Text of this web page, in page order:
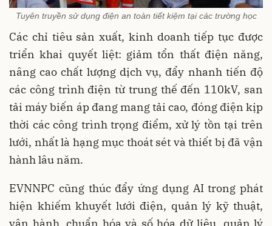
Tuyên truyền sử dụng điện an toàn tiết kiệm tại các trường học
Các chỉ tiêu sản xuất, kinh doanh tiếp tục được
triển khai quyết liệt: giảm tổn thất điện năng,
nâng cao chất lượng dịch vụ, đẩy nhanh tiến độ
các công trình điện từ trung thế đến 110kV, san
tải máy biến áp đang mang tải cao, đóng điện kịp
thời các công trình trọng điểm, xử lý tồn tại trên
lưới, nhất là hạng mục thoát sét và thiết bị đã vận
hành lâu năm.
EVNNPC cũng thúc đẩy ứng dụng AI trong phát
hiện khiếm khuyết lưới điện, quản lý kỹ thuật,